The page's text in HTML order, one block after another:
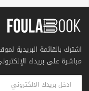
اشترك بالقائمة البريدية
مباشرة على بريدك